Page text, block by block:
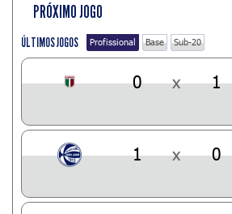
PRÓXIMO JOGO
ÚLTIMOS JOGOS Profissional Base Sub-20
0 x 1
1 x 0